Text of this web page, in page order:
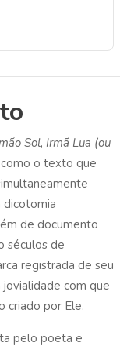
Sol, Irmã Lua (ou
o texto que
dicotomia
de documento
séculos de
registrada de seu
jovialidade com que
criado por Ele.
pelo poeta e